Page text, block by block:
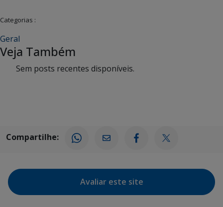
Categorias :
Geral
Veja Também
Sem posts recentes disponíveis.
Compartilhe:
Avaliar este site